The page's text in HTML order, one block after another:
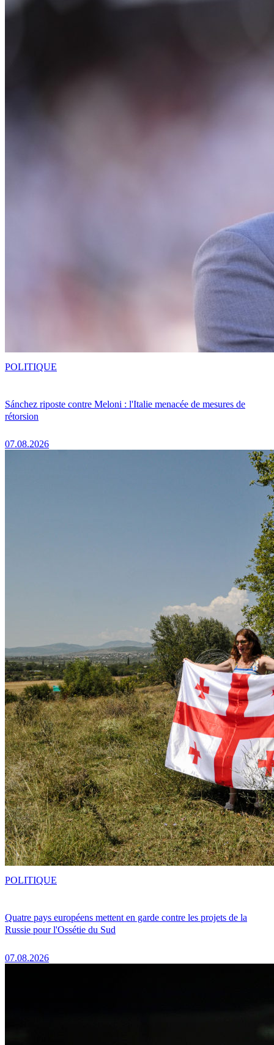
Sánchez riposte contre Meloni : l'Italie menacée de mesures de
rétorsion
07.08.2026
POLITIQUE
Quatre pays européens mettent en garde contre les projets de la
Russie pour l'Ossétie du Sud
07.08.2026
POLITIQUE